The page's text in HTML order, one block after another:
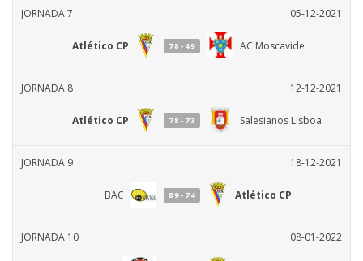
JORNADA 7 05-12-2021
Atlético CP 78-49 AC Moscavide
JORNADA 8 12-12-2021
Atlético CP 78-73 Salesianos Lisboa
JORNADA 9 18-12-2021
BAC 89-74 Atlético CP
JORNADA 10 08-01-2022